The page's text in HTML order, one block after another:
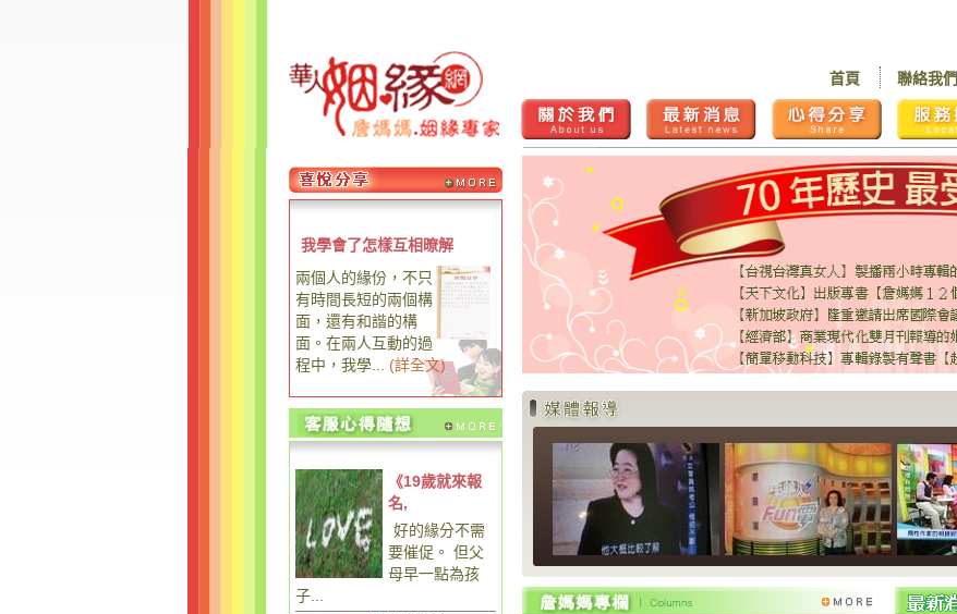
聯絡我們
首頁
我學會了怎樣互相暸解
兩個人的緣份，不只
有時間長短的兩個構
面，還有和諧的構
面。在兩人互動的過
程中，我學...
(詳全文)
《19歲就來報
名,
好的緣分不需
要催促。 但父
母早一點為孩
子...